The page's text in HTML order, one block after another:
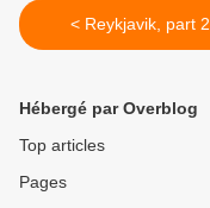
< Reykjavik, part 2
Hébergé par Overblog
Top articles
Pages